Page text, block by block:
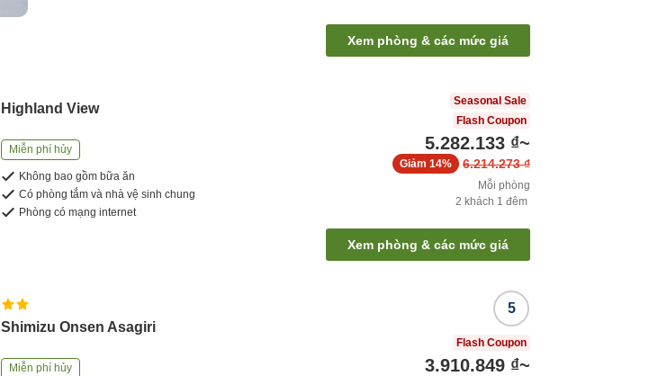
Xem phòng & các mức giá
Highland View
Miễn phí hủy
Không bao gồm bữa ăn
Có phòng tắm và nhà vệ sinh chung
Phòng có mạng internet
Seasonal Sale
Flash Coupon
5.282.133 ₫~
6.214.273 ₫
Giảm 14%
Mỗi phòng
2 khách 1 đêm
Xem phòng & các mức giá
Shimizu Onsen Asagiri
Miễn phí hủy
5
Flash Coupon
3.910.849 ₫~